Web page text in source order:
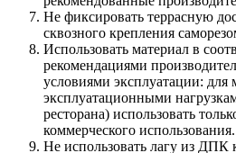
Не фиксировать террасную
сквозного крепления
Использовать материал в
рекомендациями
условиями эксплуатации: для
эксплуатационными
ресторана) использовать
коммерческого использования.
Не использовать лагу из ДПК